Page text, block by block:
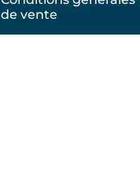
de vente